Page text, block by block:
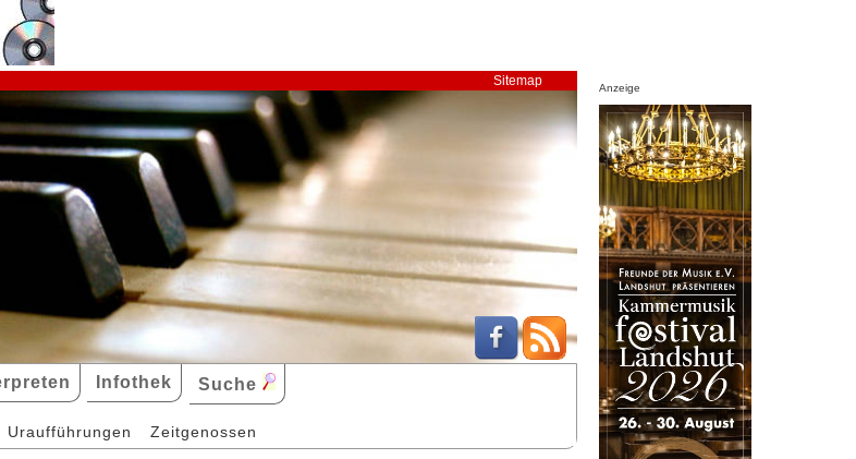
Sitemap
Infothek Suche
Uraufführungen Zeitgenossen
Anzeige